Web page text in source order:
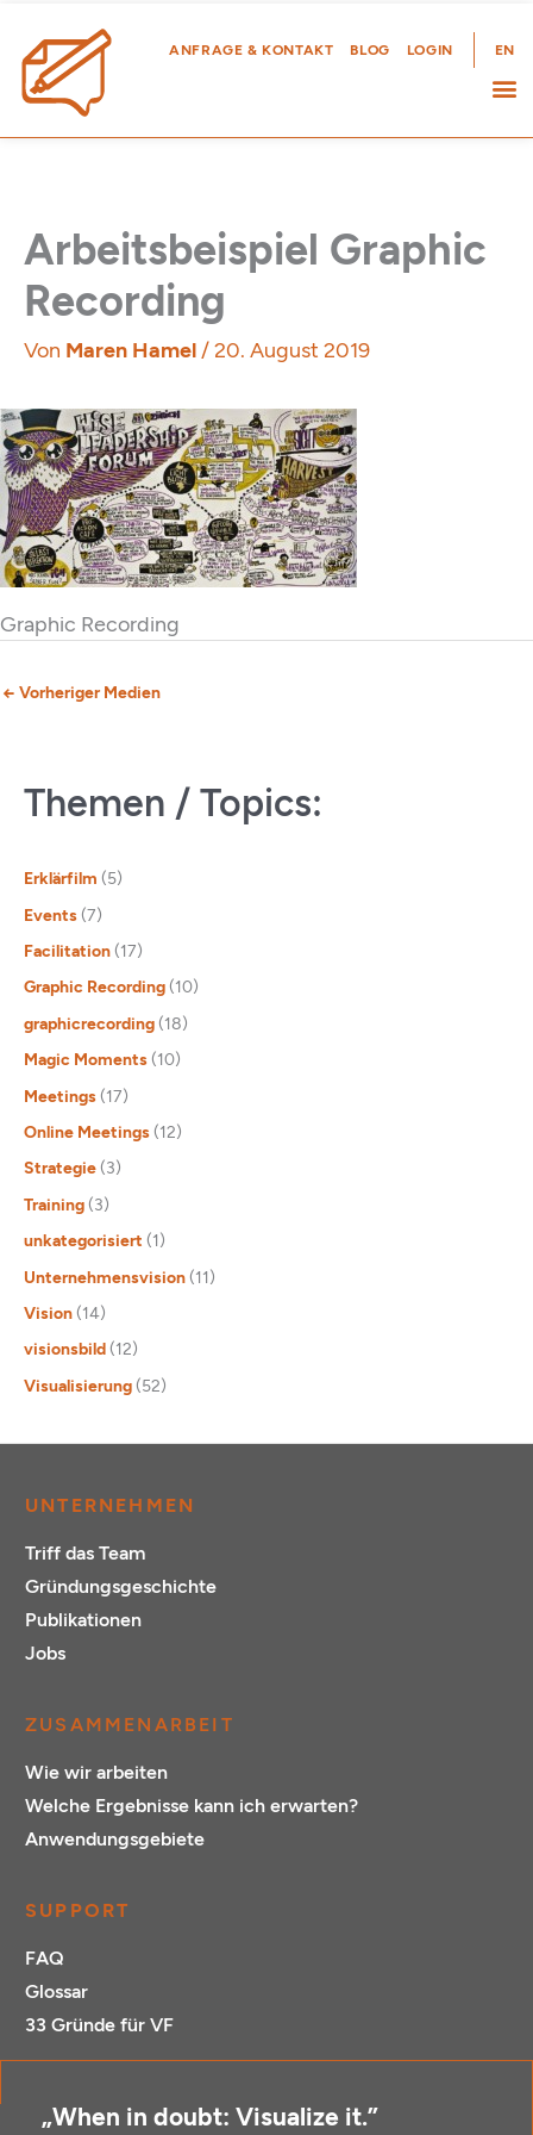
Inhalt
springen
ANFRAGE & KONTAKT BLOG LOGIN EN
Arbeitsbeispiel Graphic
Recording
Von Maren Hamel/20. August 2019
Graphic Recording
← Vorheriger Medien
Themen / Topics:
Erklärfilm (5)
Events (7)
Facilitation (17)
Graphic Recording (10)
graphicrecording (18)
Magic Moments (10)
Meetings (17)
Online Meetings (12)
Strategie (3)
Training (3)
unkategorisiert (1)
Unternehmensvision (11)
Vision (14)
visionsbild (12)
Visualisierung (52)
UNTERNEHMEN
Triff das Team
Gründungsgeschichte
Publikationen
Jobs
ZUSAMMENARBEIT
Wie wir arbeiten
Welche Ergebnisse kann ich erwarten?
Anwendungsgebiete
SUPPORT
FAQ
Glossar
33 Gründe für VF
„When in doubt: Visualize it.”